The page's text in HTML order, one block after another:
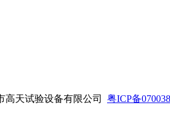
高天试验设备有限公司 粤ICP备